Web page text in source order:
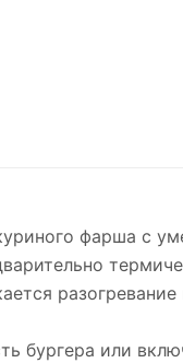
фарша с
бургера или